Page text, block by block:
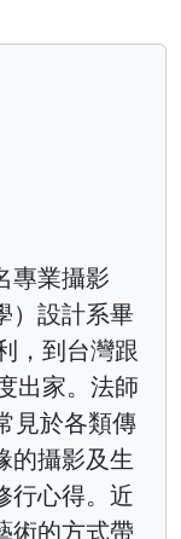
專業攝影
）設計系畢
，到台灣跟
出家。法師
見於各類傳
的攝影及生
行心得。近
術的方式帶